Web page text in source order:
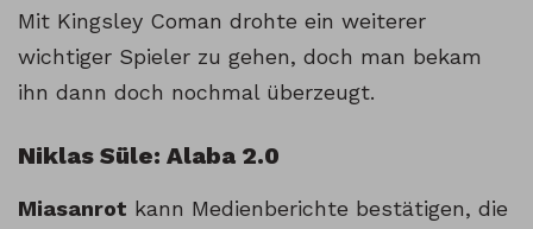
Mit Kingsley Coman drohte ein weiterer
wichtiger Spieler zu gehen, doch man bekam
ihn dann doch nochmal überzeugt.
Niklas Süle: Alaba 2.0
Miasanrot kann Medienberichte bestätigen, die